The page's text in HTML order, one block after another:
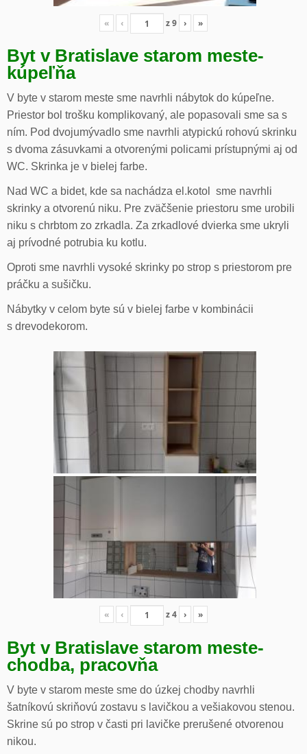
« ‹ z9 › »
Byt v Bratislave starom meste-
kúpeľňa
V byte v starom meste sme navrhli nábytok do kúpeľne.
Priestor bol trošku komplikovaný, ale popasovali sme sa s
ním. Pod dvojumývadlo sme navrhli atypickú rohovú skrinku
s dvoma zásuvkami a otvorenými policami prístupnými aj od
WC. Skrinka je v bielej farbe.
Nad WC a bidet, kde sa nachádza el.kotol sme navrhli
skrinky a otvorenú niku. Pre zväčšenie priestoru sme urobili
niku s chrbtom zo zrkadla. Za zrkadlové dvierka sme ukryli
aj prívodné potrubia ku kotlu.
Oproti sme navrhli vysoké skrinky po strop s priestorom pre
práčku a sušičku.
Nábytky v celom byte sú v bielej farbe v kombinácii
s drevodekorom.
« ‹ z4 › »
Byt v Bratislave starom meste-
chodba, pracovňa
V byte v starom meste sme do úzkej chodby navrhli
šatníkovú skriňovú zostavu s lavičkou a vešiakovou stenou.
Skrine sú po strop v časti pri lavičke prerušené otvorenou
nikou.